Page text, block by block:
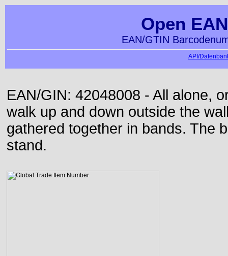
Open
EAN/GTIN
API/
EAN/GIN: 42048008 - All alone,
walk up and down outside the
gathered together in bands. The
stand.